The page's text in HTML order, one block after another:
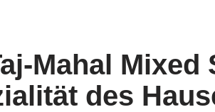
Mahal Mixed
des